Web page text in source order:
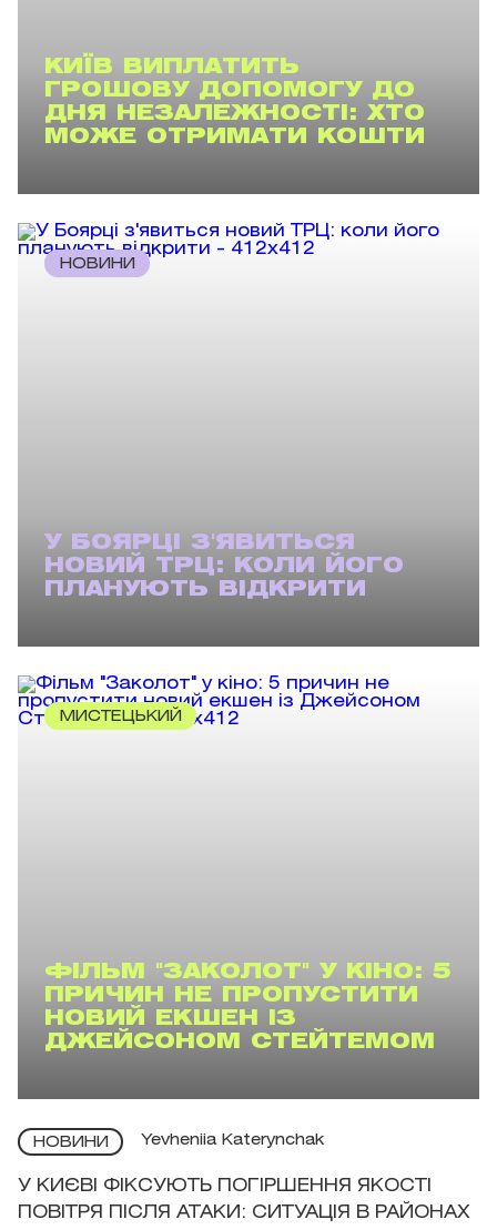
КИЇВ ВИПЛАТИТЬ
ГРОШОВУ ДОПОМОГУ ДО
ДНЯ НЕЗАЛЕЖНОСТІ: ХТО
МОЖЕ ОТРИМАТИ КОШТИ
НОВИНИ
У БОЯРЦІ З'ЯВИТЬСЯ
НОВИЙ ТРЦ: КОЛИ ЙОГО
ПЛАНУЮТЬ ВІДКРИТИ
МИСТЕЦЬКИЙ
ФІЛЬМ "ЗАКОЛОТ" У КІНО: 5
ПРИЧИН НЕ ПРОПУСТИТИ
НОВИЙ ЕКШЕН ІЗ
ДЖЕЙСОНОМ СТЕЙТЕМОМ
НОВИНИ Yevheniia Katerynchak
У КИЄВІ ФІКСУЮТЬ ПОГІРШЕННЯ ЯКОСТІ
ПОВІТРЯ ПІСЛЯ АТАКИ: СИТУАЦІЯ В РАЙОНАХ